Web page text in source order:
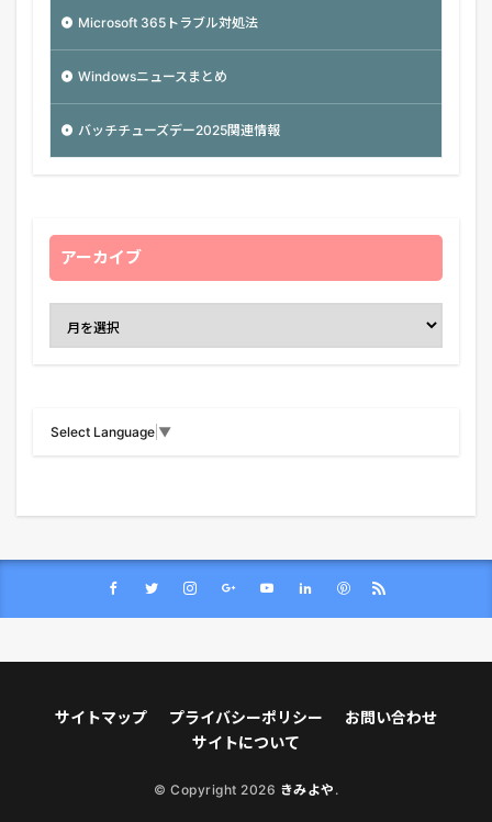
Microsoft 365トラブル対処法
Windowsニュースまとめ
バッチチューズデー2025関連情報
アーカイブ
Select Language ▼
サイトマップ プライバシーポリシー
お問い合わせ
サイトについて
© Copyright 2026 きみよや .